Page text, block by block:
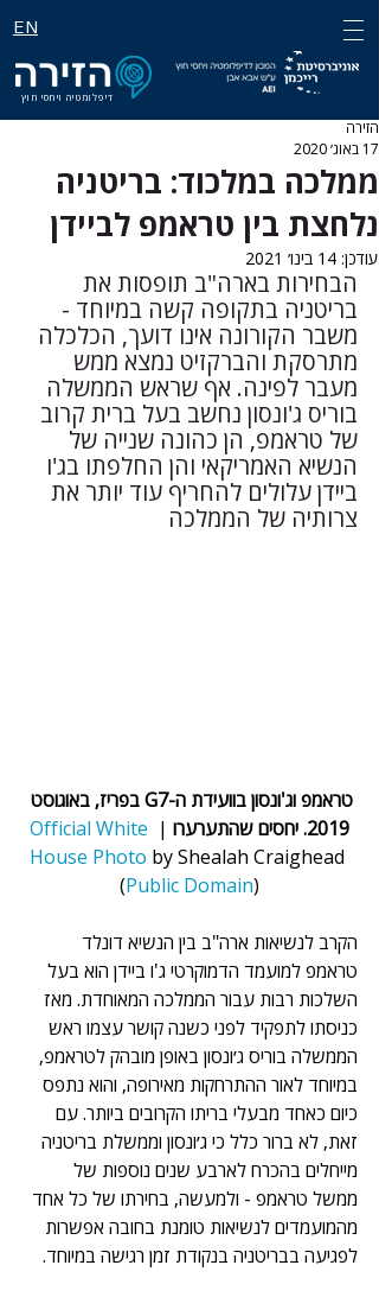
EN
דיפלומטיה ויחסי חוץ
ממלכה במלכוד: בריטניה
נלחצת בין טראמפ לביידן
הזירה
17 באוג׳ 2020
עודכן: 14 בינו׳ 2021
הבחירות בארה"ב תופסות את
בריטניה בתקופה קשה במיוחד -
משבר הקורונה אינו דועך, הכלכלה
מתרסקת והברקזיט נמצא ממש
מעבר לפינה. אף שראש הממשלה
בוריס ג'ונסון נחשב בעל ברית קרוב
של טראמפ, הן כהונה שנייה של
הנשיא האמריקאי והן החלפתו בג'ו
ביידן עלולים להחריף עוד יותר את
צרותיה של הממלכה
טראמפ וג'ונסון בוועידת ה-G7 בפריז, באוגוסט
2019. יחסים שהתערערו
|
Official White
House Photo by Shealah Craighead
(Public Domain)
הקרב לנשיאות ארה"ב בין הנשיא דונלד
טראמפ למועמד הדמוקרטי ג'ו ביידן הוא בעל
השלכות רבות עבור הממלכה המאוחדת. מאז
כניסתו לתפקיד לפני כשנה קושר עצמו ראש
הממשלה בוריס ג׳ונסון באופן מובהק לטראמפ,
במיוחד לאור ההתרחקות מאירופה, והוא נתפס
כיום כאחד מבעלי בריתו הקרובים ביותר. עם
זאת, לא ברור כלל כי ג׳ונסון וממשלת בריטניה
מייחלים בהכרח לארבע שנים נוספות של
ממשל טראמפ - ולמעשה, בחירתו של כל אחד
מהמועמדים לנשיאות טומנת בחובה אפשרות
לפגיעה בבריטניה בנקודת זמן רגישה במיוחד.